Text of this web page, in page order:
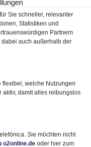
Sie schneller, relevanter
Statistiken und
Partnern
auch außerhalb der
flexibel, welche Nutzungen
aktiv, damit alles reibungslos
Sie möchten nicht
o2online.de oder hier zum
Bei allen
gilt für
ist nicht